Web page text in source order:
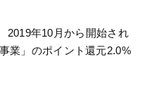
2019年10月から開始され
業」のポイント還元2.0%